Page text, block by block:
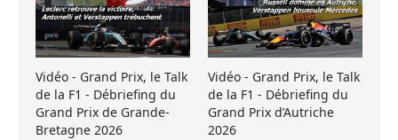
Vidéo - Grand Prix, le Talk
de la F1 - Débriefing du
Grand Prix de Grande-
Bretagne 2026
Vidéo - Grand Prix, le Talk
de la F1 - Débriefing du
Grand Prix d’Autriche
2026